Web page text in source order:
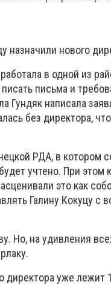
назначили нового
в одной из
письма и
Гундяк написала
без директора,
РДА, в котором
учтено. При этом
это как
Галину Кокуцу с
Но, на удивления
директора уже лежит